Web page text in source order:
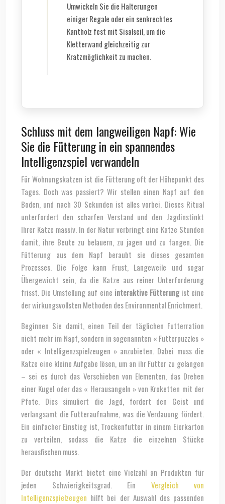
Umwickeln Sie die Halterungen
einiger Regale oder ein senkrechtes
Kantholz fest mit Sisalseil, um die
Kletterwand gleichzeitig zur
Kratzmöglichkeit zu machen.
Schluss mit dem langweiligen Napf: Wie
Sie die Fütterung in ein spannendes
Intelligenzspiel verwandeln
Für Wohnungskatzen ist die Fütterung oft der Höhepunkt des
Tages. Doch was passiert? Wir stellen einen Napf auf den
Boden, und nach 30 Sekunden ist alles vorbei. Dieses Ritual
unterfordert den scharfen Verstand und den Jagdinstinkt
Ihrer Katze massiv. In der Natur verbringt eine Katze Stunden
damit, ihre Beute zu belauern, zu jagen und zu fangen. Die
Fütterung aus dem Napf beraubt sie dieses gesamten
Prozesses. Die Folge kann Frust, Langeweile und sogar
Übergewicht sein, da die Katze aus reiner Unterforderung
frisst. Die Umstellung auf eine interaktive Fütterungist eine
der wirkungsvollsten Methoden des Environmental Enrichment.
Beginnen Sie damit, einen Teil der täglichen Futterration
nicht mehr im Napf, sondern in sogenannten « Futterpuzzles »
oder « Intelligenzspielzeugen » anzubieten. Dabei muss die
Katze eine kleine Aufgabe lösen, um an ihr Futter zu gelangen
– sei es durch das Verschieben von Elementen, das Drehen
einer Kugel oder das « Herausangeln » von Kroketten mit der
Pfote. Dies simuliert die Jagd, fordert den Geist und
verlangsamt die Futteraufnahme, was die Verdauung fördert.
Ein einfacher Einstieg ist, Trockenfutter in einem Eierkarton
zu verteilen, sodass die Katze die einzelnen Stücke
herausfischen muss.
Der deutsche Markt bietet eine Vielzahl an Produkten für
jeden Schwierigkeitsgrad. Ein Vergleich von
Intelligenzspielzeugen hilft bei der Auswahl des passenden